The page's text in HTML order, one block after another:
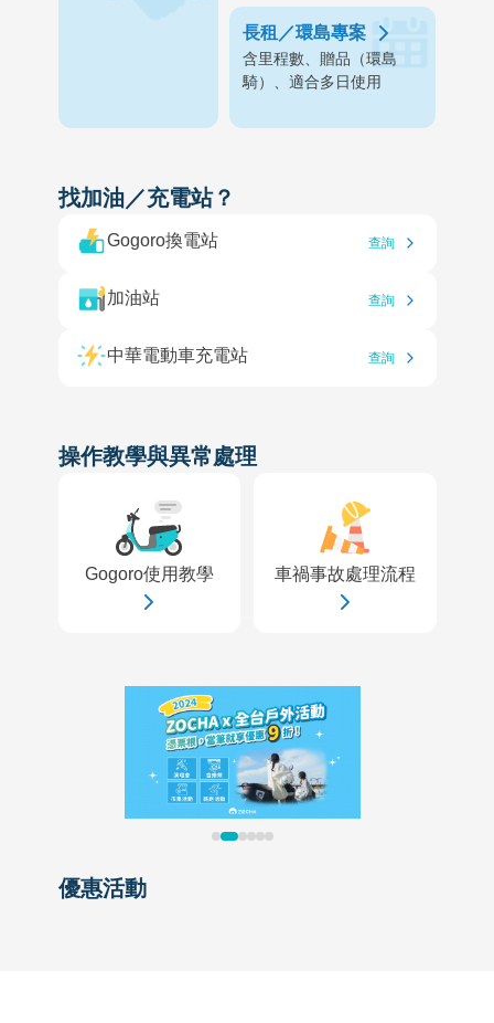
長租／環島專案
含里程數、贈品（環島
騎）、適合多日使用
找加油／充電站？
Gogoro換電站 查詢
加油站 查詢
中華電動車充電站 查詢
操作教學與異常處理
Gogoro使用教學 車禍事故處理流程
優惠活動